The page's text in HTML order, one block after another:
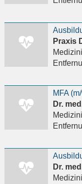
Praxis
MFA
Dr.